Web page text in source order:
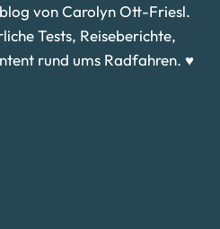
von Carolyn Ott-Friesl.
Tests, Reiseberichte,
rund ums Radfahren. ♥